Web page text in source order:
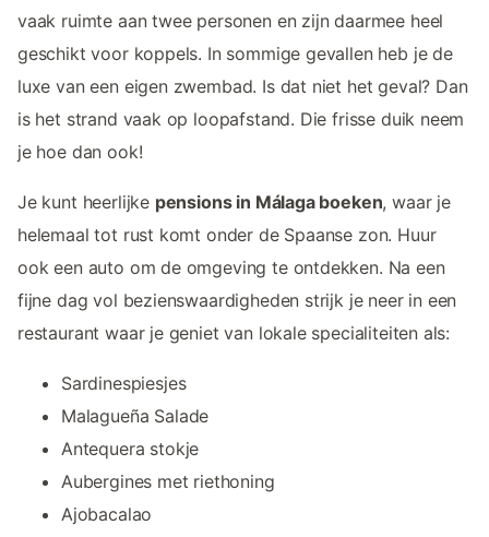
vaak ruimte aan twee personen en zijn daarmee heel
geschikt voor koppels. In sommige gevallen heb je de
luxe van een eigen zwembad. Is dat niet het geval? Dan
is het strand vaak op loopafstand. Die frisse duik neem
je hoe dan ook!
Je kunt heerlijke pensions in Málaga boeken, waar je
helemaal tot rust komt onder de Spaanse zon. Huur
ook een auto om de omgeving te ontdekken. Na een
fijne dag vol bezienswaardigheden strijk je neer in een
restaurant waar je geniet van lokale specialiteiten als:
Sardinespiesjes
Malagueña Salade
Antequera stokje
Aubergines met riethoning
Ajobacalao